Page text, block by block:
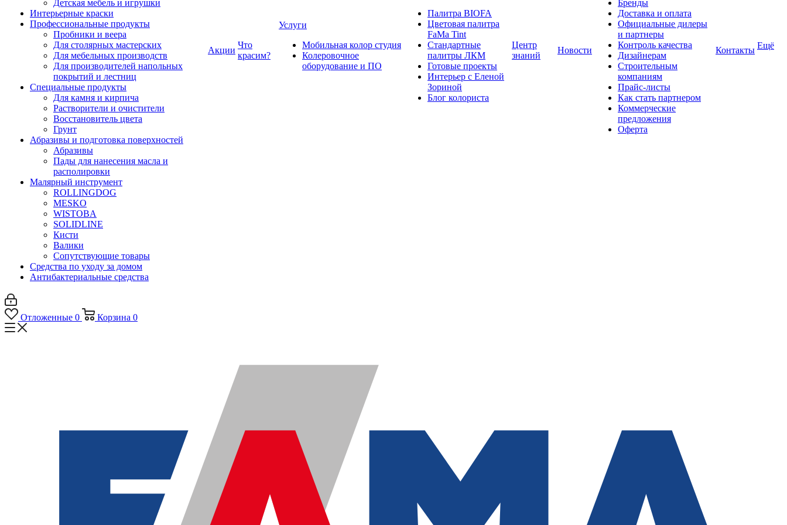
Детская мебель и игрушки
Интерьерные краски
Профессиональные продукты
Пробники и веера
Для столярных мастерских
Для мебельных производств
Для производителей напольных
покрытий и лестниц
Специальные продукты
Для камня и кирпича
Растворители и очистители
Восстановитель цвета
Грунт
Абразивы и подготовка поверхностей
Абразивы
Пады для нанесения масла и
располировки
Малярный инструмент
ROLLINGDOG
MESKO
WISTOBA
SOLIDLINE
Кисти
Валики
Сопутствующие товары
Средства по уходу за домом
Антибактериальные средства
Акции
Что
красим?
Услуги
Мобильная колор студия
Колеровочное
оборудование и ПО
Палитра BIOFA
Цветовая палитра
FaMa Tint
Стандартные
палитры ЛКМ
Готовые проекты
Интерьер с Еленой
Зориной
Блог колориста
Центр
знаний
Новости
Бренды
Доставка и оплата
Официальные дилеры
и партнеры
Контроль качества
Дизайнерам
Строительным
компаниям
Прайс-листы
Как стать партнером
Коммерческие
предложения
Оферта
Контакты Ещё
Отложенные 0 Корзина 0